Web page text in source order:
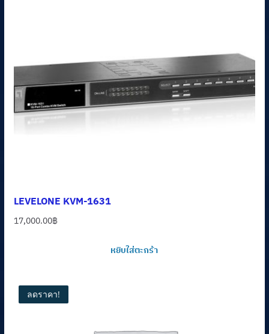
LEVELONE KVM-1631
17,000.00฿
หยิบใส่ตะกร้า
ลดราคา!